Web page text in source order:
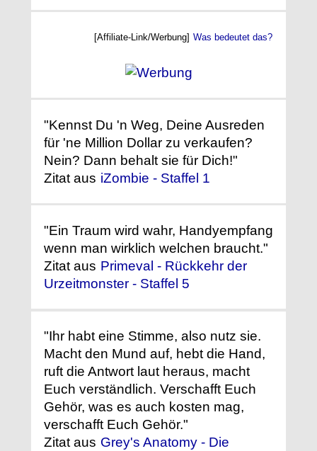
[Affiliate-Link/Werbung] Was bedeutet das?
"Kennst Du 'n Weg, Deine Ausreden
für 'ne Million Dollar zu verkaufen?
Nein? Dann behalt sie für Dich!"
Zitat aus iZombie - Staffel 1
"Ein Traum wird wahr, Handyempfang
wenn man wirklich welchen braucht."
Zitat aus Primeval - Rückkehr der
Urzeitmonster - Staffel 5
"Ihr habt eine Stimme, also nutz sie.
Macht den Mund auf, hebt die Hand,
ruft die Antwort laut heraus, macht
Euch verständlich. Verschafft Euch
Gehör, was es auch kosten mag,
verschafft Euch Gehör."
Zitat aus Grey's Anatomy - Die